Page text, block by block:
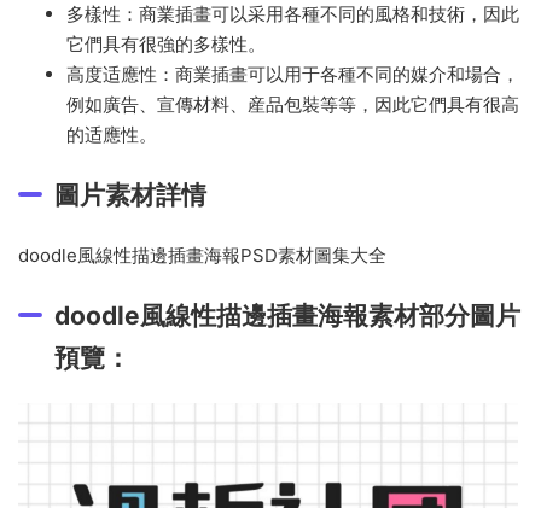
多樣性：商業插畫可以采用各種不同的風格和技術，因此
它們具有很強的多樣性。
高度适應性：商業插畫可以用于各種不同的媒介和場合，
例如廣告、宣傳材料、産品包裝等等，因此它們具有很高
的适應性。
圖片素材詳情
doodle風線性描邊插畫海報PSD素材圖集大全
doodle風線性描邊插畫海報素材部分圖片
預覽：